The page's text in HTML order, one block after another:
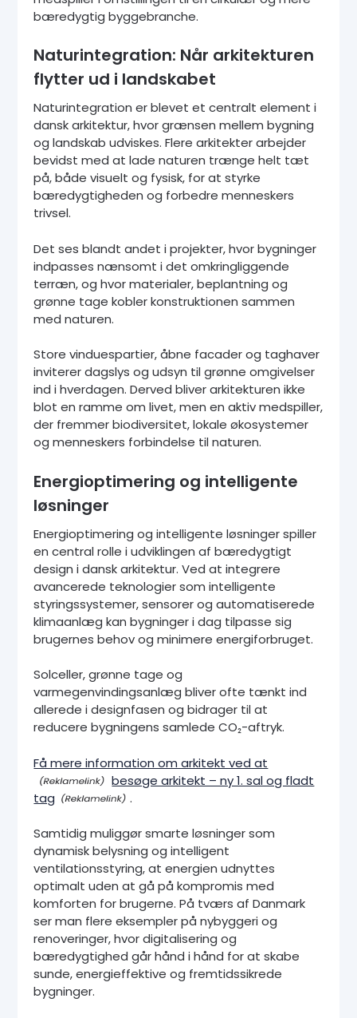
bæredygtig byggebranche.
Naturintegration: Når arkitekturen
flytter ud i landskabet
Naturintegration er blevet et centralt element i
dansk arkitektur, hvor grænsen mellem bygning
og landskab udviskes. Flere arkitekter arbejder
bevidst med at lade naturen trænge helt tæt
på, både visuelt og fysisk, for at styrke
bæredygtigheden og forbedre menneskers
trivsel.
Det ses blandt andet i projekter, hvor bygninger
indpasses nænsomt i det omkringliggende
terræn, og hvor materialer, beplantning og
grønne tage kobler konstruktionen sammen
med naturen.
Store vinduespartier, åbne facader og taghaver
inviterer dagslys og udsyn til grønne omgivelser
ind i hverdagen. Derved bliver arkitekturen ikke
blot en ramme om livet, men en aktiv medspiller,
der fremmer biodiversitet, lokale økosystemer
og menneskers forbindelse til naturen.
Energioptimering og intelligente
løsninger
Energioptimering og intelligente løsninger spiller
en central rolle i udviklingen af bæredygtigt
design i dansk arkitektur. Ved at integrere
avancerede teknologier som intelligente
styringssystemer, sensorer og automatiserede
klimaanlæg kan bygninger i dag tilpasse sig
brugernes behov og minimere energiforbruget.
Solceller, grønne tage og
varmegenvindingsanlæg bliver ofte tænkt ind
allerede i designfasen og bidrager til at
reducere bygningens samlede CO₂-aftryk.
Få mere information om arkitekt ved at
besøge arkitekt – ny 1. sal og fladt
tag
.
Samtidig muliggør smarte løsninger som
dynamisk belysning og intelligent
ventilationsstyring, at energien udnyttes
optimalt uden at gå på kompromis med
komforten for brugerne. På tværs af Danmark
ser man flere eksempler på nybyggeri og
renoveringer, hvor digitalisering og
bæredygtighed går hånd i hånd for at skabe
sunde, energieffektive og fremtidssikrede
bygninger.